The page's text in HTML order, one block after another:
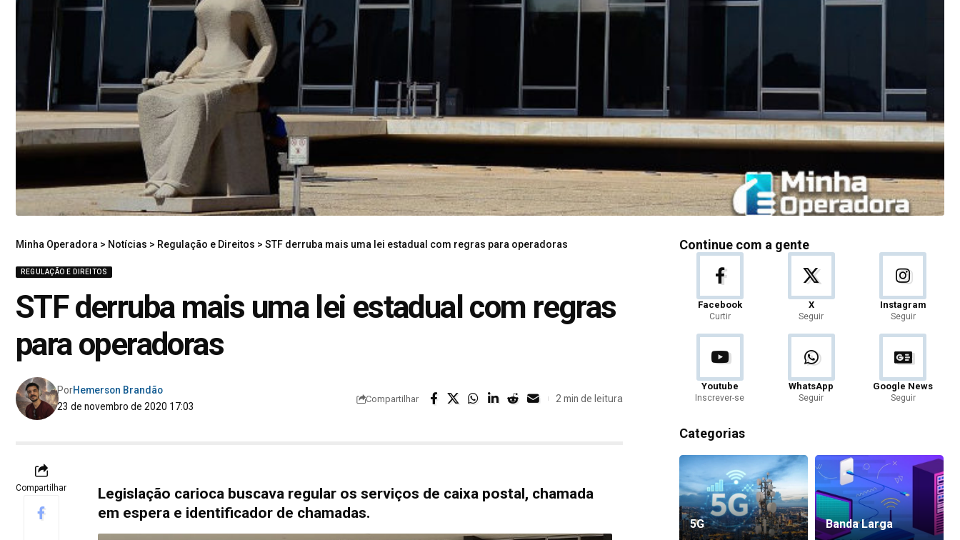
Minha Operadora > Notícias > Regulação e Direitos > STF derruba mais uma lei estadual com regras para operadoras
REGULAÇÃO E DIREITOS
STF derruba mais uma lei estadual com regras
para operadoras
23 de novembro de 2020 17:03
PorHemerson Brandão
Compartilhar 2 min de leitura
Compartilhar
Legislação carioca buscava regular os serviços de caixa postal, chamada
em espera e identificador de chamadas.
Continue com a gente
Facebook
Curtir
X
Seguir
Instagram
Seguir
Youtube
Inscrever-se
WhatsApp
Seguir
Google News
Seguir
Categorias
5G Banda Larga